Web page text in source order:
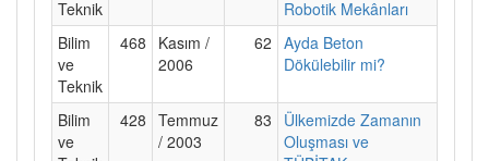
Teknik
Robotik Mekânları
Bilim
ve
Teknik
468
Kasım /
2006
62 Ayda Beton
Dökülebilir mi?
Bilim
ve
428 Temmuz
/ 2003
83
Ülkemizde Zamanın
Oluşması ve